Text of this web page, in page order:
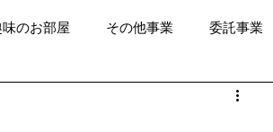
味のお部屋 その他事業 委託事業